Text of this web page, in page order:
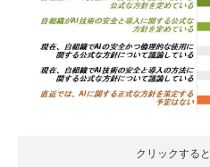
クリックする